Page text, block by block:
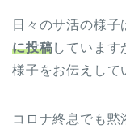
日々のサ活の様子
に投稿しています
様子をお伝えして
コロナ終息でも